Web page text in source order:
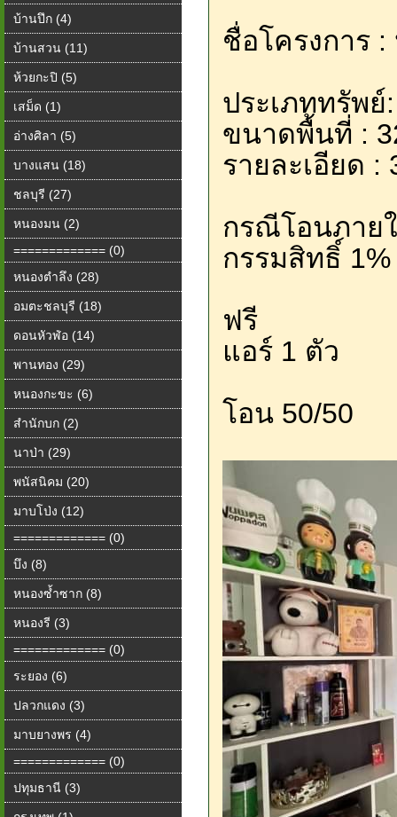
บ้านปึก (4)
บ้านสวน (11)
ห้วยกะปิ (5)
เสม็ด (1)
อ่างศิลา (5)
บางแสน (18)
ชลบุรี (27)
หนองมน (2)
============= (0)
หนองตำลึง (28)
อมตะชลบุรี (18)
ดอนหัวฬ่อ (14)
พานทอง (29)
หนองกะขะ (6)
สำนักบก (2)
นาป่า (29)
พนัสนิคม (20)
มาบโป่ง (12)
============= (0)
บึง (8)
หนองซ้ำซาก (8)
หนองรี (3)
============= (0)
ระยอง (6)
ปลวกแดง (3)
มาบยางพร (4)
============= (0)
ปทุมธานี (3)
ชื่อโครงการ
ประเภททรัพ
ขนาดพื้นที่ :
รายละเอียด
กรณีโอนภาย
กรรมสิทธิ์
ฟรี
แอร์ 1 ตัว
️โอน 50/50